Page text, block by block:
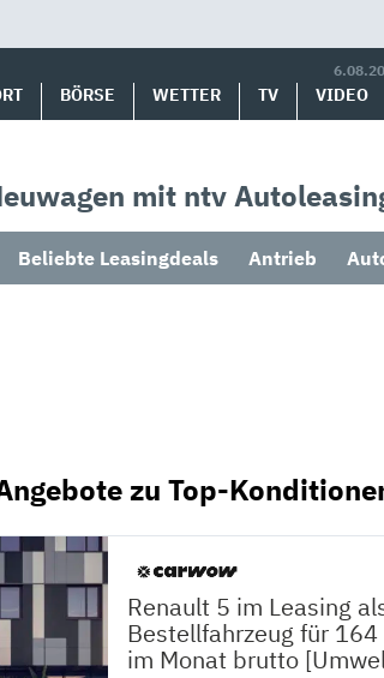
BÖRSE WETTER TV VIDEO
mit ntv
Beliebte Leasingdeals Antrieb
zu Top-
Renault 5 im Leasing
Bestellfahrzeug für
im Monat brutto